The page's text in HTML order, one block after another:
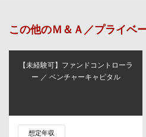
この他のＭ＆Ａ／プライベ
【未経験可】ファンドコントローラ
ー ／ ベンチャーキャピタル
想定年収